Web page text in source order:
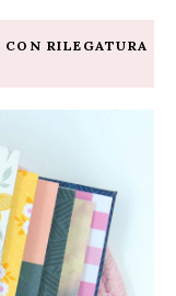
RILEGATURA